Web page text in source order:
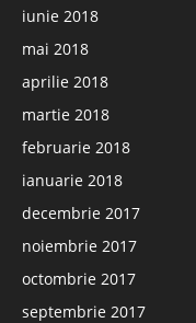
iunie 2018
mai 2018
aprilie 2018
martie 2018
februarie 2018
ianuarie 2018
decembrie 2017
noiembrie 2017
octombrie 2017
septembrie 2017